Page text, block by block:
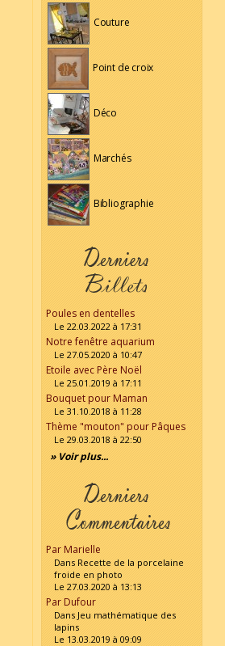
Couture
Point de croix
Déco
Marchés
Bibliographie
Poules en dentelles
Le 22.03.2022 à 17:31
Notre fenêtre aquarium
Le 27.05.2020 à 10:47
Etoile avec Père Noël
Le 25.01.2019 à 17:11
Bouquet pour Maman
Le 31.10.2018 à 11:28
Thème "mouton" pour Pâques
Le 29.03.2018 à 22:50
» Voir plus...
Par Marielle
Dans Recette de la porcelaine
froide en photo
Le 27.03.2020 à 13:13
Par Dufour
Dans Jeu mathématique des
lapins
Le 13.03.2019 à 09:09